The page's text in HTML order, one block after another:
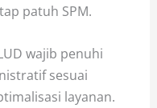
patuh SPM.
wajib penuhi
sesuai
layanan.